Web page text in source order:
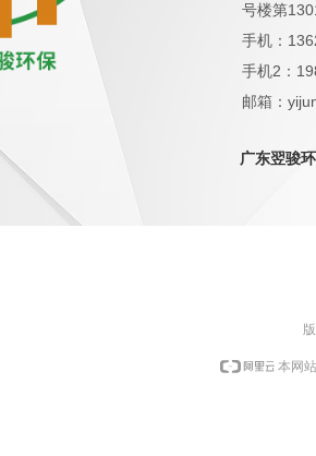
号楼第
手机：
手机2：
邮箱：
广东翌骏
本网